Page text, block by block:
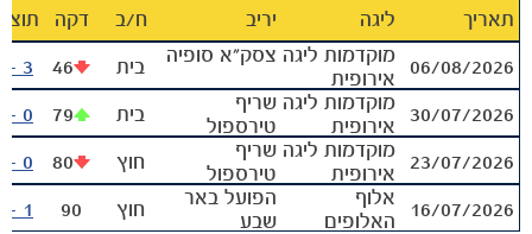
אודות
גלריה
תאריך ליגה יריב ח‪/‬ב דקה
06/08/2026
מוקדמות ליגה
אירופית
צסק"א סופיה בית 46
3 - 0
30/07/2026
מוקדמות ליגה
אירופית
שריף
טירספול
בית 79
0 - 1
23/07/2026
מוקדמות ליגה
אירופית
שריף
טירספול
חוץ 80
0 - 5
16/07/2026
אלוף
האלופים
הפועל באר
שבע
חוץ 90
1 - 3